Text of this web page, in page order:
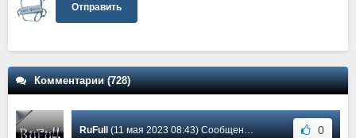
Отправить
Комментарии (728)
RuFull (11 мая 2023 08:43) Сообщение #406 0